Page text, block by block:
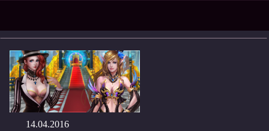
14.04.2016